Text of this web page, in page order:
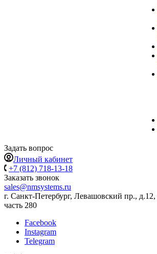
Задать вопрос
Личный кабинет
+7 (812) 718-13-18
Заказать звонок
sales@nmsystems.ru
г. Санкт-Петербург, Левашовский пр.,
часть 280
Facebook
Instagram
Telegram